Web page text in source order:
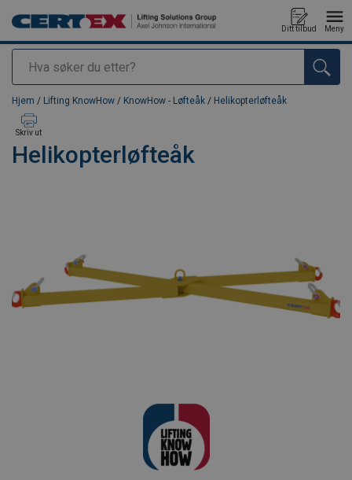
Søk
Ditt tilbud Meny
Produkt lagt i din handlekurv
Hjem / Lifting KnowHow / KnowHow - Løfteåk / Helikopterløfteåk
Helikopterløfteåk
Skriv ut